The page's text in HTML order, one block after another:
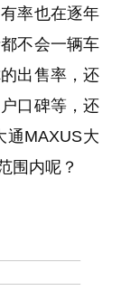
率也在逐年
不会一辆车
出售率，还
口碑等，还
通MAXUS大
围内呢？